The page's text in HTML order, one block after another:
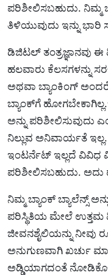
ಪರಿಶೀಲಿಸಬಹುದು. ನಿಮ್ಮ
ತಿಳಿಯುವುದು ಇನ್ನು ಭಾರಿ
ಡಿಜಿಟಲ್ ತಂತ್ರಜ್ಞಾನವು
ಹಲವಾರು ಕೆಲಸಗಳನ್ನು
ಅಥವಾ ಬ್ಯಾಂಕಿಂಗ್ ಅಂದರೆ
ಬ್ಯಾಂಕ್‌ಗೆ
ಅನ್ನು ಪರಿಶೀಲಿಸುವುದು
ನಿಲ್ಲುವ ಅನಿವಾರ್ಯತೆ
ಇಂಟರ್ನೆಟ್ ಇಲ್ಲದೆ ವಿವಿಧ
ಪರಿಶೀಲಿಸಬಹುದು. ಅದು
ನಿಮ್ಮ ಬ್ಯಾಂಕ್ ಬ್ಯಾಲೆನ್ಸ್
ಪರಿಸ್ಥಿತಿಯ ಮೇಲೆ ಉತ್ತಮ
ಜೀವನಶೈಲಿಯನ್ನು ನೀವು
ಅನುಗುಣವಾಗಿ ಖರ್ಚು
ಅಡ್ಡಿಯಾಗದಂತೆ